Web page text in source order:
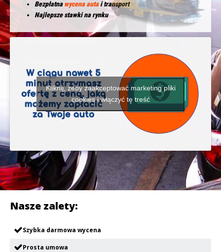
Bezpłatnawycena autai transport
Najlepsze stawki na rynku
Kliknij, żeby zaakceptować marketing pliki
cookies i włączyć tę treść
Nasze zalety:
Szybka darmowa wycena
Prosta umowa